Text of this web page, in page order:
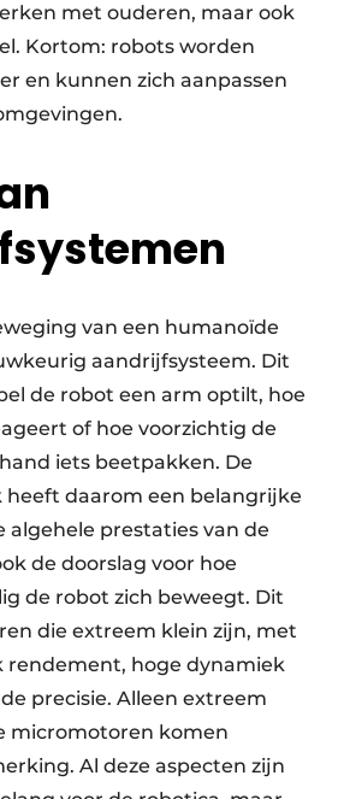
met ouderen, maar ook
Kortom: robots worden
en kunnen zich aanpassen
van een humanoïde
aandrijfsysteem. Dit
de robot een arm optilt, hoe
of hoe voorzichtig de
iets beetpakken. De
daarom een belangrijke
algehele prestaties van de
de doorslag voor hoe
de robot zich beweegt. Dit
die extreem klein zijn, met
rendement, hoge dynamiek
precisie. Alleen extreem
micromotoren komen
Al deze aspecten zijn